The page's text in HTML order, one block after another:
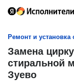
Ремонт и
Замена
стиральной
Зуево